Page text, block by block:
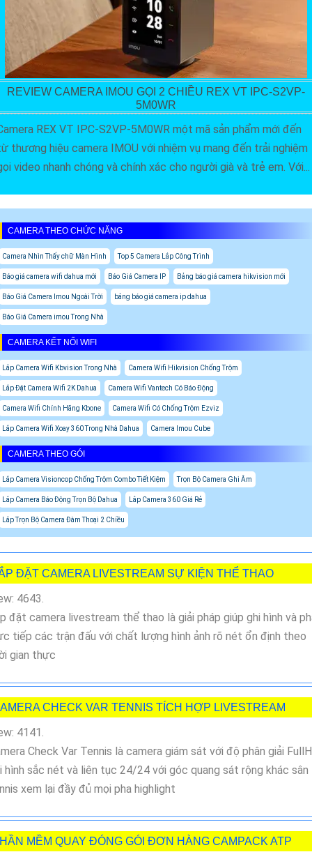
REVIEW CAMERA IMOU GỌI 2 CHIỀU REX VT IPC-S2VP-
5M0WR
REX VT IPC-S2VP-5M0WR một mã sản phẩm mới đến
thương hiệu camera IMOU với nhiệm vụ mang đến trải nghiệm
video nhanh chóng và chính xác cho người già và trẻ em. Với...
CAMERA THEO CHỨC NĂNG
Camera Nhìn Thấy chữ Màn Hình Top 5 Camera Lắp Công Trình
Báo giá camera wifi dahua mới Báo Giá Camera IP Bảng báo giá camera hikvision mới
Báo Giá Camera Imou Ngoài Trời bảng báo giá camera ip dahua
Báo Giá Camera imou Trong Nhà
CAMERA KẾT NỐI WIFI
Lắp Camera Wifi Kbvision Trong Nhà Camera Wifi Hikvision Chống Trộm
Lắp Đặt Camera Wifi 2K Dahua Camera Wifi Vantech Có Báo Động
Camera Wifi Chính Hãng Kbone Camera Wifi Có Chống Trộm Ezviz
Lắp Camera Wifi Xoay 360 Trong Nhà Dahua Camera Imou Cube
CAMERA THEO GÓI
Lắp Camera Visioncop Chống Trộm Combo Tiết Kiệm Trọn Bộ Camera Ghi Âm
Lắp Camera Báo Động Trọn Bộ Dahua Lắp Camera 360 Giá Rẻ
Lắp Trọn Bộ Camera Đàm Thoại 2 Chiều
ĐẶT CAMERA LIVESTREAM SỰ KIỆN THỂ THAO
4643.
đặt camera livestream thể thao là giải pháp giúp ghi hình và
tiếp các trận đấu với chất lượng hình ảnh rõ nét ổn định theo
gian thực
CHECK VAR TENNIS TÍCH HỢP LIVESTREAM
4141.
Check Var Tennis là camera giám sát với độ phân giải
hình sắc nét và liên tục 24/24 với góc quang sát rộng khác sân
xem lại đầy đủ mọi pha highlight
MỀM QUAY ĐÓNG GÓI ĐƠN HÀNG CAMPACK ATP